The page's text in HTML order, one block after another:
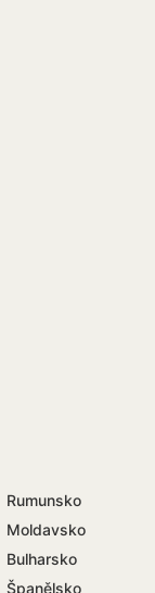
Rumunsko
Moldavsko
Bulharsko
Španělsko